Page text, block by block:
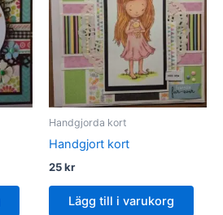
Handgjorda kort
Handgjort kort
25kr
Lägg till i varukorg